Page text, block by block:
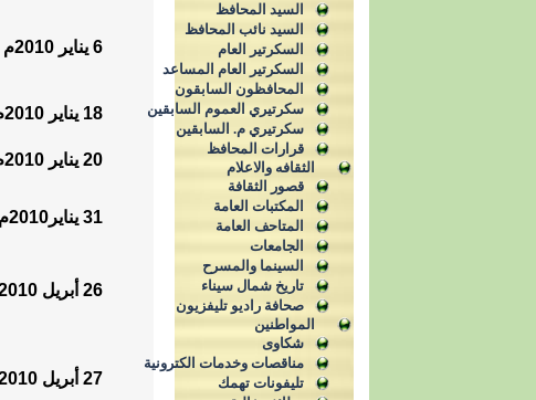
السيد المحافظ
السيد نائب المحافظ
السكرتير العام
السكرتير العام المساعد
المحافظون السابقون
سكرتيري العموم السابقين
سكرتيري م. السابقين
قرارات المحافظ
الثقافه والاعلام
قصور الثقافة
المكتبات العامة
المتاحف العامة
الجامعات
السينما والمسرح
تاريخ شمال سيناء
صحافة راديو تليفزيون
المواطنين
شكاوى
مناقصات وخدمات الكترونية
تليفونات تهمك
6 يناير 2010م
18 يناير 2010م
20 يناير 2010م
31 يناير2010م
26 أبريل 2010م
27 أبريل 2010م